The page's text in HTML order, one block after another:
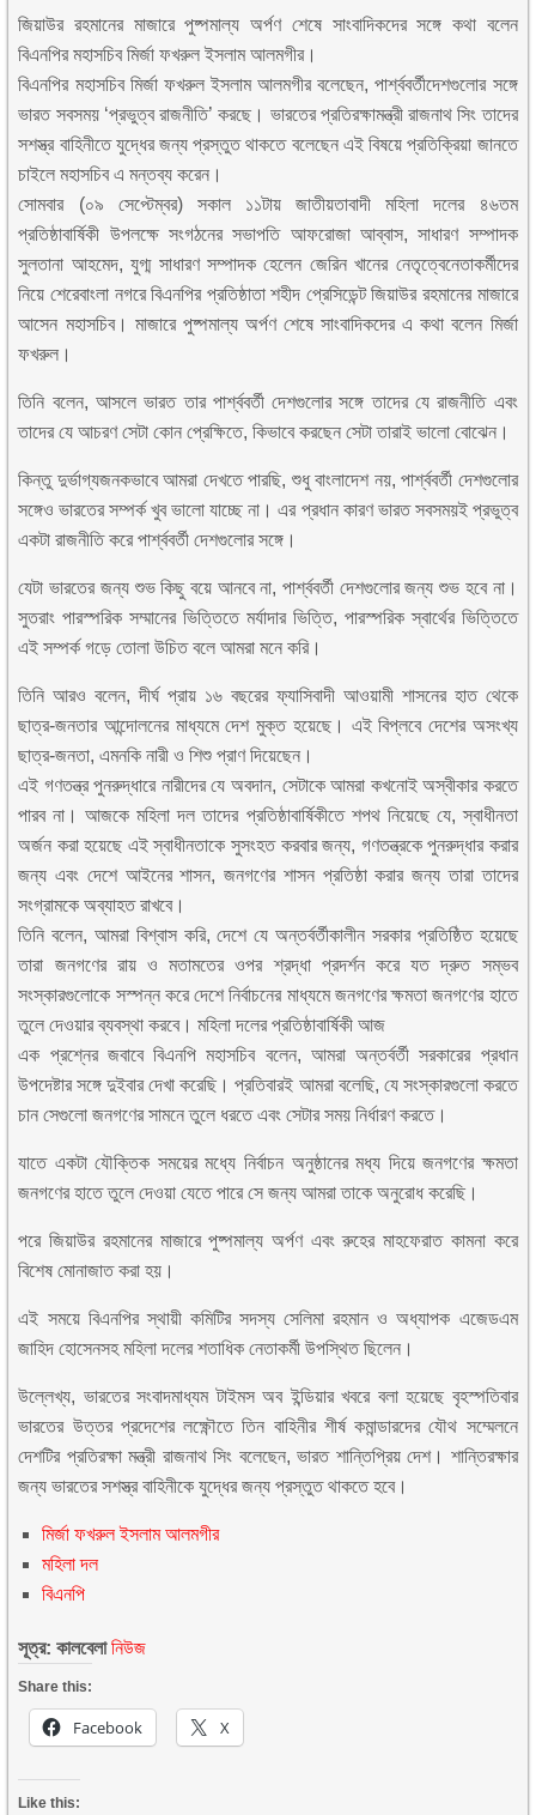
জিয়াউর রহমানের মাজারে পুষ্পমাল্য অর্পণ শেষে সাংবাদিকদের সঙ্গে কথা বলেন
বিএনপির মহাসচিব মির্জা ফখরুল ইসলাম আলমগীর।
বিএনপির মহাসচিব মির্জা ফখরুল ইসলাম আলমগীর বলেছেন, পার্শ্ববর্তীদেশগুলোর সঙ্গে
ভারত সবসময় ‘প্রভুত্ব রাজনীতি’ করছে। ভারতের প্রতিরক্ষামন্ত্রী রাজনাথ সিং তাদের
সশস্ত্র বাহিনীতে যুদ্ধের জন্য প্রস্তুত থাকতে বলেছেন এই বিষয়ে প্রতিক্রিয়া জানতে
চাইলে মহাসচিব এ মন্তব্য করেন।
সোমবার (০৯ সেপ্টেম্বর) সকাল ১১টায় জাতীয়তাবাদী মহিলা দলের ৪৬তম
প্রতিষ্ঠাবার্ষিকী উপলক্ষে সংগঠনের সভাপতি আফরোজা আব্বাস, সাধারণ সম্পাদক
সুলতানা আহমেদ, যুগ্ম সাধারণ সম্পাদক হেলেন জেরিন খানের নেতৃত্বেনেতাকর্মীদের
নিয়ে শেরেবাংলা নগরে বিএনপির প্রতিষ্ঠাতা শহীদ প্রেসিডেন্ট জিয়াউর রহমানের মাজারে
আসেন মহাসচিব। মাজারে পুষ্পমাল্য অর্পণ শেষে সাংবাদিকদের এ কথা বলেন মির্জা
ফখরুল।
তিনি বলেন, আসলে ভারত তার পার্শ্ববর্তী দেশগুলোর সঙ্গে তাদের যে রাজনীতি এবং
তাদের যে আচরণ সেটা কোন প্রেক্ষিতে, কিভাবে করছেন সেটা তারাই ভালো বোঝেন।
কিন্তু দুর্ভাগ্যজনকভাবে আমরা দেখতে পারছি, শুধু বাংলাদেশ নয়, পার্শ্ববর্তী দেশগুলোর
সঙ্গেও ভারতের সম্পর্ক খুব ভালো যাচ্ছে না। এর প্রধান কারণ ভারত সবসময়ই প্রভুত্ব
একটা রাজনীতি করে পার্শ্ববর্তী দেশগুলোর সঙ্গে।
যেটা ভারতের জন্য শুভ কিছু বয়ে আনবে না, পার্শ্ববর্তী দেশগুলোর জন্য শুভ হবে না।
সুতরাং পারস্পরিক সম্মানের ভিত্তিতে মর্যাদার ভিত্তি, পারস্পরিক স্বার্থের ভিত্তিতে
এই সম্পর্ক গড়ে তোলা উচিত বলে আমরা মনে করি।
তিনি আরও বলেন, দীর্ঘ প্রায় ১৬ বছরের ফ্যাসিবাদী আওয়ামী শাসনের হাত থেকে
ছাত্র-জনতার আন্দোলনের মাধ্যমে দেশ মুক্ত হয়েছে। এই বিপ্লবে দেশের অসংখ্য
ছাত্র-জনতা, এমনকি নারী ও শিশু প্রাণ দিয়েছেন।
এই গণতন্ত্র পুনরুদ্ধারে নারীদের যে অবদান, সেটাকে আমরা কখনোই অস্বীকার করতে
পারব না। আজকে মহিলা দল তাদের প্রতিষ্ঠাবার্ষিকীতে শপথ নিয়েছে যে, স্বাধীনতা
অর্জন করা হয়েছে এই স্বাধীনতাকে সুসংহত করবার জন্য, গণতন্ত্রকে পুনরুদ্ধার করার
জন্য এবং দেশে আইনের শাসন, জনগণের শাসন প্রতিষ্ঠা করার জন্য তারা তাদের
সংগ্রামকে অব্যাহত রাখবে।
তিনি বলেন, আমরা বিশ্বাস করি, দেশে যে অন্তর্বর্তীকালীন সরকার প্রতিষ্ঠিত হয়েছে
তারা জনগণের রায় ও মতামতের ওপর শ্রদ্ধা প্রদর্শন করে যত দ্রুত সম্ভব
সংস্কারগুলোকে সস্পন্ন করে দেশে নির্বাচনের মাধ্যমে জনগণের ক্ষমতা জনগণের হাতে
তুলে দেওয়ার ব্যবস্থা করবে। মহিলা দলের প্রতিষ্ঠাবার্ষিকী আজ
এক প্রশ্নের জবাবে বিএনপি মহাসচিব বলেন, আমরা অন্তর্বর্তী সরকারের প্রধান
উপদেষ্টার সঙ্গে দুইবার দেখা করেছি। প্রতিবারই আমরা বলেছি, যে সংস্কারগুলো করতে
চান সেগুলো জনগণের সামনে তুলে ধরতে এবং সেটার সময় নির্ধারণ করতে।
যাতে একটা যৌক্তিক সময়ের মধ্যে নির্বাচন অনুষ্ঠানের মধ্য দিয়ে জনগণের ক্ষমতা
জনগণের হাতে তুলে দেওয়া যেতে পারে সে জন্য আমরা তাকে অনুরোধ করেছি।
পরে জিয়াউর রহমানের মাজারে পুষ্পমাল্য অর্পণ এবং রুহের মাহফেরাত কামনা করে
বিশেষ মোনাজাত করা হয়।
এই সময়ে বিএনপির স্থায়ী কমিটির সদস্য সেলিমা রহমান ও অধ্যাপক এজেডএম
জাহিদ হোসেনসহ মহিলা দলের শতাধিক নেতাকর্মী উপস্থিত ছিলেন।
উল্লেখ্য, ভারতের সংবাদমাধ্যম টাইমস অব ইন্ডিয়ার খবরে বলা হয়েছে বৃহস্পতিবার
ভারতের উত্তর প্রদেশের লক্ষ্ণৌতে তিন বাহিনীর শীর্ষ কমান্ডারদের যৌথ সম্মেলনে
দেশটির প্রতিরক্ষা মন্ত্রী রাজনাথ সিং বলেছেন, ভারত শান্তিপ্রিয় দেশ। শান্তিরক্ষার
জন্য ভারতের সশস্ত্র বাহিনীকে যুদ্ধের জন্য প্রস্তুত থাকতে হবে।
মির্জা ফখরুল ইসলাম আলমগীর
মহিলা দল
বিএনপি
সূত্র: কালবেলানিউজ
Share this:
Facebook X
Like this: